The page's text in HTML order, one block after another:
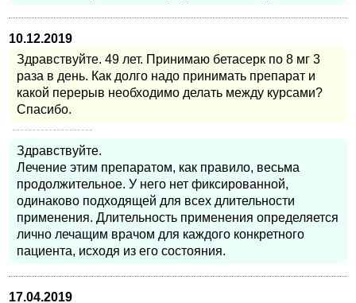
10.12.2019
Здравствуйте. 49 лет. Принимаю бетасерк по 8 мг 3
раза в день. Как долго надо принимать препарат и
какой перерыв необходимо делать между курсами?
Спасибо.
Здравствуйте.
Лечение этим препаратом, как правило, весьма
продолжительное. У него нет фиксированной,
одинаково подходящей для всех длительности
применения. Длительность применения определяется
лично лечащим врачом для каждого конкретного
пациента, исходя из его состояния.
17.04.2019